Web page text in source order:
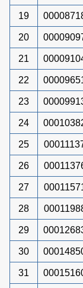
19
20
21
22
23
24
25
26
27
28
29
30
31